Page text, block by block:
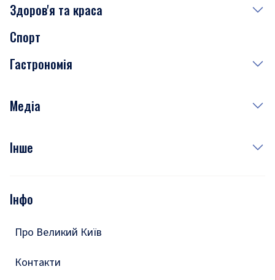
Сьогодні
Завтра
Субота
Здоров'я та краса
Медицина
Краса
Спорт
Гастрономія
Рецепти
Медіа
Фото
Подкасти
Інше
Тести
Інфо
Про Великий Київ
Контакти